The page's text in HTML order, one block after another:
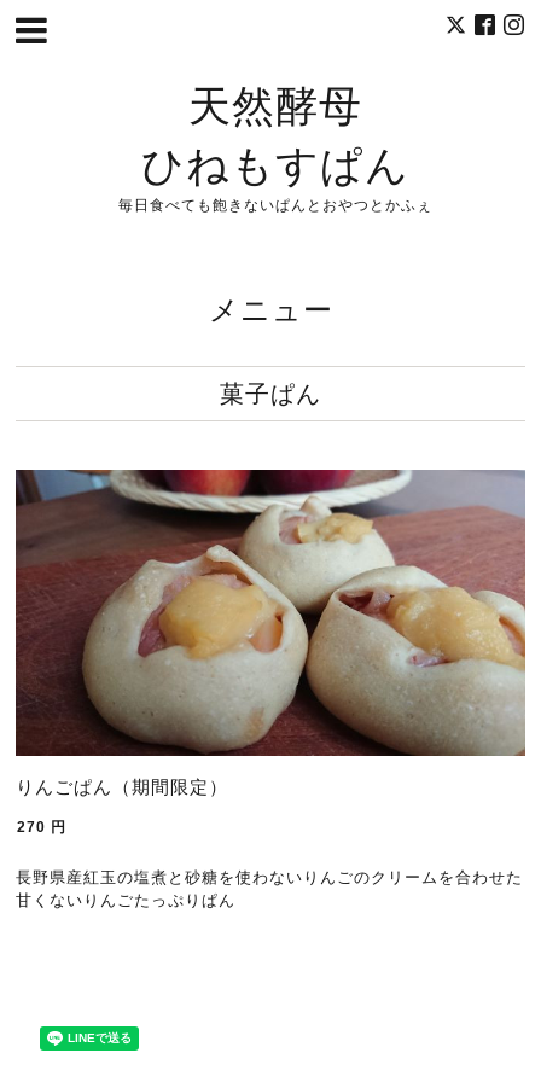
天然酵母
ひねもすぱん
毎日食べても飽きないぱんとおやつとかふぇ
メニュー
菓子ぱん
りんごぱん（期間限定）
270 円
長野県産紅玉の塩煮と砂糖を使わないりんごのクリームを合わせた
甘くないりんごたっぷりぱん